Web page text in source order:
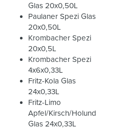
Glas 20x0,50L
Paulaner Spezi Glas
20x0,50L
Krombacher Spezi
20x0,5L
Krombacher Spezi
4x6x0,33L
Fritz-Kola Glas
24x0,33L
Fritz-Limo
Apfel/Kirsch/Holund
Glas 24x0,33L